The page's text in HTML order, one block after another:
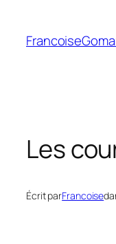
contenu
Les
Écrit parFrancoise